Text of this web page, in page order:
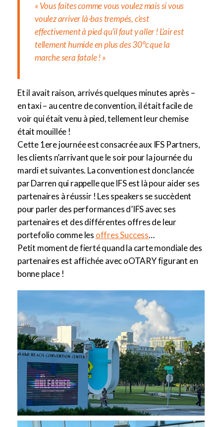
« Vous faites comme vous voulez mais si vous
voulez arriver là-bas trempés, c’est
effectivement à pied qu’il faut y aller ! L’air est
tellement humide en plus des 30°c que la
marche sera fatale ! »
Et il avait raison, arrivés quelques minutes après –
en taxi – au centre de convention, il était facile de
voir qui était venu à pied, tellement leur chemise
était mouillée !
Cette 1ere journée est consacrée aux IFS Partners,
les clients n’arrivant que le soir pour la journée du
mardi et suivantes. La convention est donc lancée
par Darren qui rappelle que IFS est là pour aider ses
partenaires à réussir ! Les speakers se succèdent
pour parler des performances d’IFS avec ses
partenaires et des différentes offres de leur
portefolio comme les offres Success…
Petit moment de fierté quand la carte mondiale des
partenaires est affichée avec oOTARY figurant en
bonne place !